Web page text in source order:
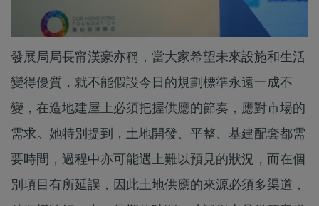
發展局局長甯漢豪亦稱，當大家希望未來設施和生活
變得優質，就不能假設今日的規劃標準永遠一成不
變，在造地建屋上必須把握供應的節奏，應對市場的
需求。她特別提到，土地開發、平整、基建配套都需
要時間，過程中亦可能遇上難以預見的狀況，而在個
別項目有所延誤，因此土地供應的來源必須多渠道，